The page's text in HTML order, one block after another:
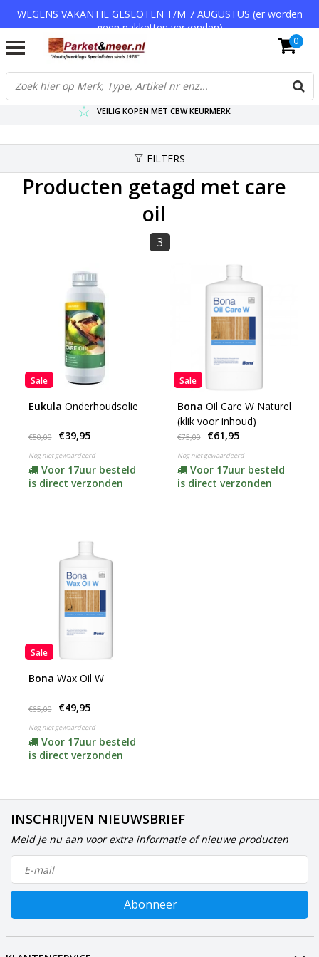
WEGENS VAKANTIE GESLOTEN T/M 7 AUGUSTUS (er worden
geen pakketten verzonden)
VERZENDKOSTEN € 7,95 (GRATIS VA €75,-)
SCHERPSTE PRIJZEN TOT WEL 75% KORTING !
VEILIG KOPEN MET CBW KEURMERK
0
FILTERS
Producten getagd met care
oil
3
Sale
Eukula Onderhoudsolie
€50,00 €39,95
Nog niet gewaardeerd
Voor 17uur besteld
is direct verzonden
Sale
Bona Oil Care W Naturel
(klik voor inhoud)
€75,00 €61,95
Nog niet gewaardeerd
Voor 17uur besteld
is direct verzonden
Sale
Bona Wax Oil W
€65,00 €49,95
Nog niet gewaardeerd
Voor 17uur besteld
is direct verzonden
INSCHRIJVEN NIEUWSBRIEF
Meld je nu aan voor extra informatie of nieuwe producten
Abonneer